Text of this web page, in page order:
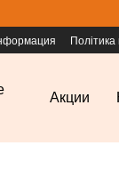
Політика
Акции